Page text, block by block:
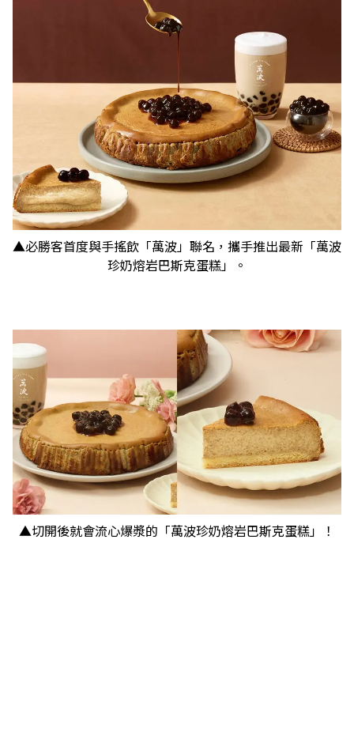
▲必勝客首度與手搖飲「萬波」聯名，攜手推出最新「萬波
珍奶熔岩巴斯克蛋糕」。
▲切開後就會流心爆漿的「萬波珍奶熔岩巴斯克蛋糕」！